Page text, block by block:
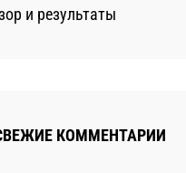
и результаты
КОММЕНТАРИИ